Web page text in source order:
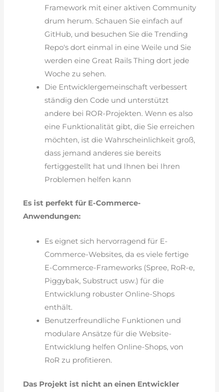
Framework mit einer aktiven Community
drum herum. Schauen Sie einfach auf
GitHub, und besuchen Sie die Trending
Repo's dort einmal in eine Weile und Sie
werden eine Great Rails Thing dort jede
Woche zu sehen.
Die Entwicklergemeinschaft verbessert
ständig den Code und unterstützt
andere bei ROR-Projekten. Wenn es also
eine Funktionalität gibt, die Sie erreichen
möchten, ist die Wahrscheinlichkeit groß,
dass jemand anderes sie bereits
fertiggestellt hat und Ihnen bei Ihren
Problemen helfen kann
Es ist perfekt für E-Commerce-
Anwendungen:
Es eignet sich hervorragend für E-
Commerce-Websites, da es viele fertige
E-Commerce-Frameworks (Spree, RoR-e,
Piggybak, Substruct usw.) für die
Entwicklung robuster Online-Shops
enthält.
Benutzerfreundliche Funktionen und
modulare Ansätze für die Website-
Entwicklung helfen Online-Shops, von
RoR zu profitieren.
Das Projekt ist nicht an einen Entwickler